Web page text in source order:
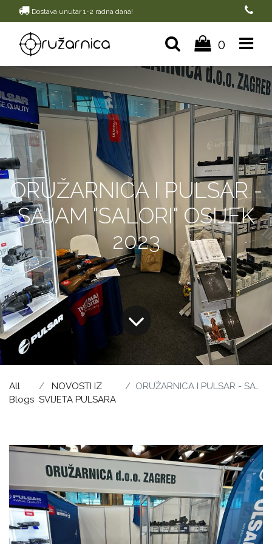
Dostava unutar 1-2 radna dana!
0
ORUŽARNICA I PULSAR -
SAJAM "SALORI" OSIJEK
2023
All
Blogs
NOVOSTI IZ
SVIJETA PULSARA
ORUŽARNICA I PULSAR - SAJAM "SALORI" OSIJEK 2023